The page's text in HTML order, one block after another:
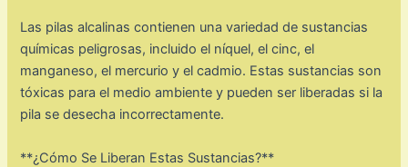
Las pilas alcalinas contienen una variedad de sustancias
químicas peligrosas, incluido el níquel, el cinc, el
manganeso, el mercurio y el cadmio. Estas sustancias son
tóxicas para el medio ambiente y pueden ser liberadas si la
pila se desecha incorrectamente.
**¿Cómo Se Liberan Estas Sustancias?**